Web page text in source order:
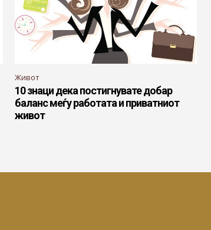
Живот
10 знаци дека постигнувате добар
баланс меѓу работата и приватниот
живот